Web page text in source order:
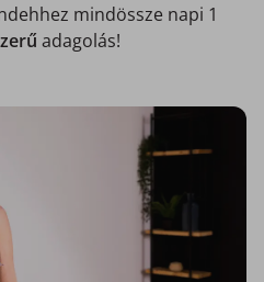
mindössze napi 1
adagolás!